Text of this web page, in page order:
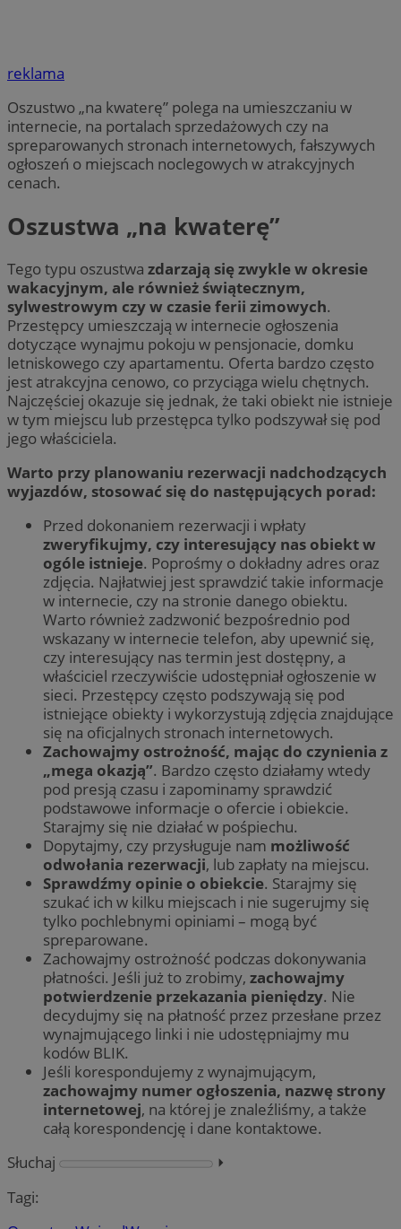
reklama
Oszustwo „na kwaterę” polega na umieszczaniu w
internecie, na portalach sprzedażowych czy na
spreparowanych stronach internetowych, fałszywych
ogłoszeń o miejscach noclegowych w atrakcyjnych
cenach.
Oszustwa „na kwaterę”
Tego typu oszustwa zdarzają się zwykle w okresie
wakacyjnym, ale również świątecznym,
sylwestrowym czy w czasie ferii zimowych.
Przestępcy umieszczają w internecie ogłoszenia
dotyczące wynajmu pokoju w pensjonacie, domku
letniskowego czy apartamentu. Oferta bardzo często
jest atrakcyjna cenowo, co przyciąga wielu chętnych.
Najczęściej okazuje się jednak, że taki obiekt nie istnieje
w tym miejscu lub przestępca tylko podszywał się pod
jego właściciela.
Warto przy planowaniu rezerwacji nadchodzących
wyjazdów, stosować się do następujących porad:
Przed dokonaniem rezerwacji i wpłaty
zweryfikujmy, czy interesujący nas obiekt w
ogóle istnieje. Poprośmy o dokładny adres oraz
zdjęcia. Najłatwiej jest sprawdzić takie informacje
w internecie, czy na stronie danego obiektu.
Warto również zadzwonić bezpośrednio pod
wskazany w internecie telefon, aby upewnić się,
czy interesujący nas termin jest dostępny, a
właściciel rzeczywiście udostępniał ogłoszenie w
sieci. Przestępcy często podszywają się pod
istniejące obiekty i wykorzystują zdjęcia znajdujące
się na oficjalnych stronach internetowych.
Zachowajmy ostrożność, mając do czynienia z
„mega okazją”. Bardzo często działamy wtedy
pod presją czasu i zapominamy sprawdzić
podstawowe informacje o ofercie i obiekcie.
Starajmy się nie działać w pośpiechu.
Dopytajmy, czy przysługuje nam możliwość
odwołania rezerwacji, lub zapłaty na miejscu.
Sprawdźmy opinie o obiekcie. Starajmy się
szukać ich w kilku miejscach i nie sugerujmy się
tylko pochlebnymi opiniami – mogą być
spreparowane.
Zachowajmy ostrożność podczas dokonywania
płatności. Jeśli już to zrobimy, zachowajmy
potwierdzenie przekazania pieniędzy. Nie
decydujmy się na płatność przez przesłane przez
wynajmującego linki i nie udostępniajmy mu
kodów BLIK.
Jeśli korespondujemy z wynajmującym,
zachowajmy numer ogłoszenia, nazwę strony
internetowej, na której je znaleźliśmy, a także
całą korespondencję i dane kontaktowe.
Słuchaj
⏵︎
Tagi: